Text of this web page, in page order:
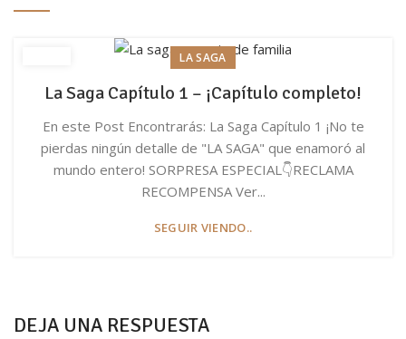
LA SAGA
La Saga Capítulo 1 – ¡Capítulo completo!
En este Post Encontrarás: La Saga Capítulo 1 ¡No te
pierdas ningún detalle de "LA SAGA" que enamoró al
mundo entero! SORPRESA ESPECIAL👇RECLAMA
RECOMPENSA Ver...
SEGUIR VIENDO..
DEJA UNA RESPUESTA